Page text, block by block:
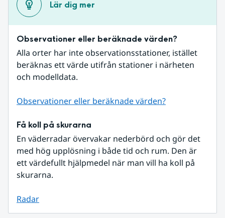
Lär dig mer
Observationer eller beräknade värden?
Alla orter har inte observationsstationer, istället
beräknas ett värde utifrån stationer i närheten
och modelldata.
Observationer eller beräknade värden?
Få koll på skurarna
En väderradar övervakar nederbörd och gör det
med hög upplösning i både tid och rum. Den är
ett värdefullt hjälpmedel när man vill ha koll på
skurarna.
Radar